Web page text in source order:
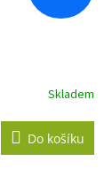
Skladem
Do košíku